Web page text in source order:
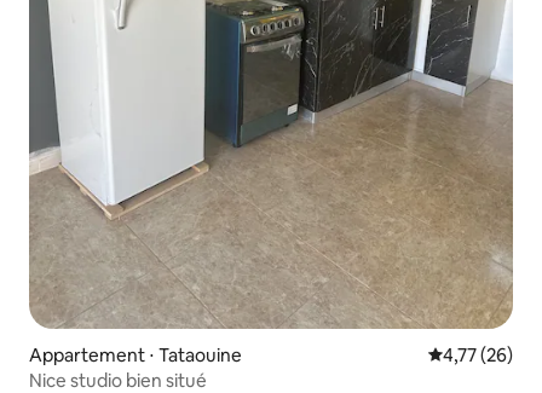
Appartement ⋅ Tataouine Évaluation
4,77 (26)
Nice studio bien situé